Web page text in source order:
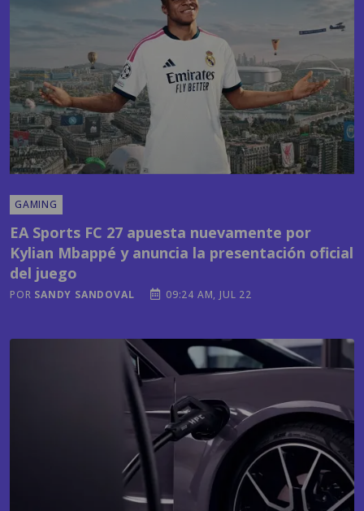
GAMING
Kylian Mbappé y anuncia la presentación oficial
del juego
PORSANDY SANDOVAL 09:24 AM, JUL 22